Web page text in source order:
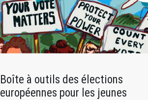
Boîte à outils des élections
européennes pour les jeunes